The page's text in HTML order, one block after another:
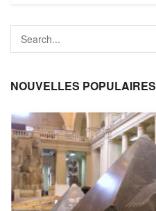
NOUVELLES POPULAIRES